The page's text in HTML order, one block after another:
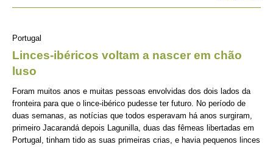
Portugal
Linces-ibéricos voltam a nascer em chão
luso
Foram muitos anos e muitas pessoas envolvidas dos dois lados da
fronteira para que o lince-ibérico pudesse ter futuro. No período de
duas semanas, as notícias que todos esperavam há anos surgiram,
primeiro Jacarandá depois Lagunilla, duas das fêmeas libertadas em
Portugal, tinham tido as suas primeiras crias, e havia pequenos linces